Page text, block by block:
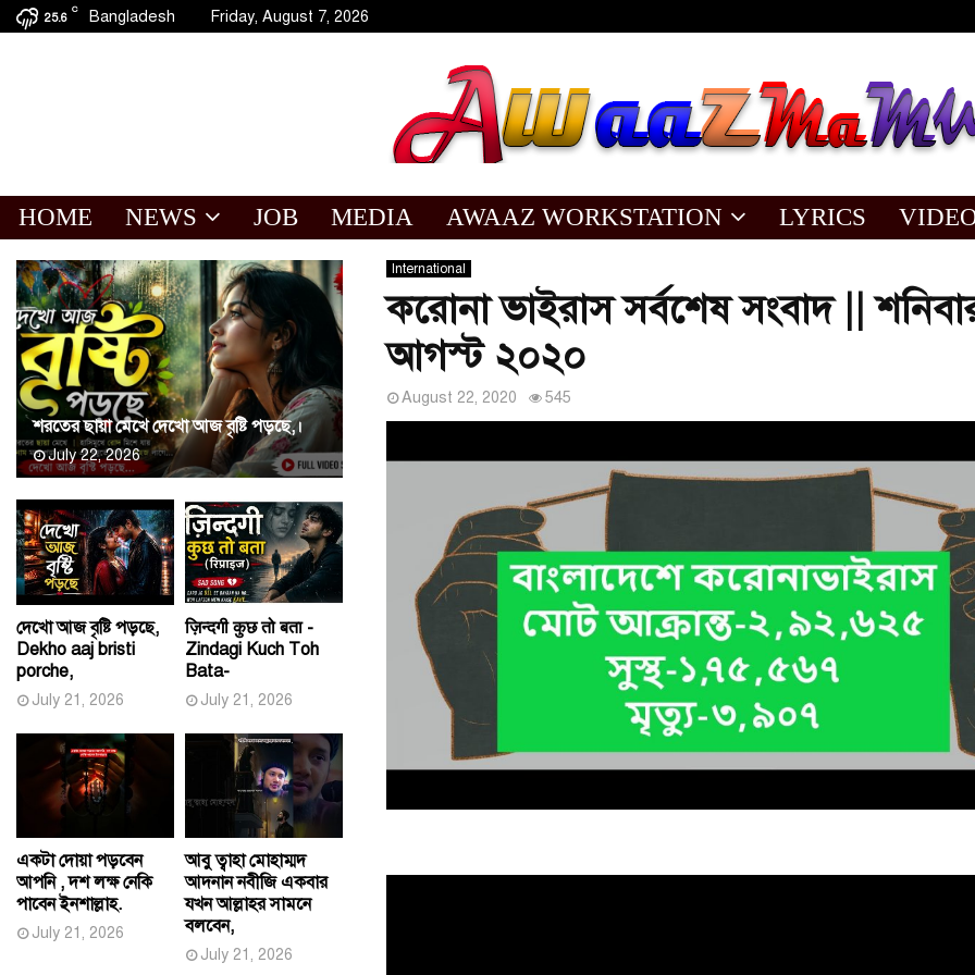
25.6
C Bangladesh Friday, August 7, 2026
HOME NEWS JOB MEDIA AWAAZ WORKSTATION LYRICS
International
করোনা ভাইরাস সর্বশেষ সংবাদ ||
আগস্ট ২০২০
August 22, 2020 545
শরতের ছায়া মেখে দেখো আজ বৃষ্টি পড়ছে,।
July 22, 2026
দেখো আজ বৃষ্টি পড়ছে,
Dekho aaj bristi
porche,
July 21, 2026
ज़िन्दगी कुछ तो बता -
Zindagi Kuch Toh
Bata-
July 21, 2026
একটা দোয়া পড়বেন
আপনি , দশ লক্ষ নেকি
পাবেন ইনশাল্লাহ.
July 21, 2026
আবু ত্বাহা মোহাম্মদ
আদনান নবীজি একবার
যখন আল্লাহর সামনে
বলবেন,
July 21, 2026